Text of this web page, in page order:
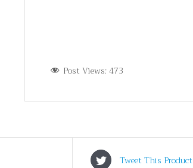
Post Views:473
Tweet This Product